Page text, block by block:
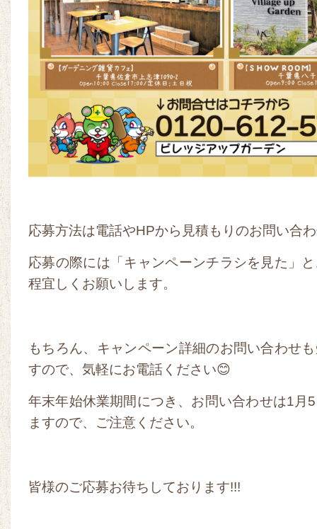
応募方法は電話やHPから見積もりのお問い合
応募の際には「キャンペーンチラシを見た」
程宜しくお願いします。
もちろん、キャンペーン詳細のお問い合わせ
すので、気軽にお電話ください😊
年末年始休業期間につき、お問い合わせは1月
ますので、ご注意ください。
皆様のご応募お待ちしております!!!